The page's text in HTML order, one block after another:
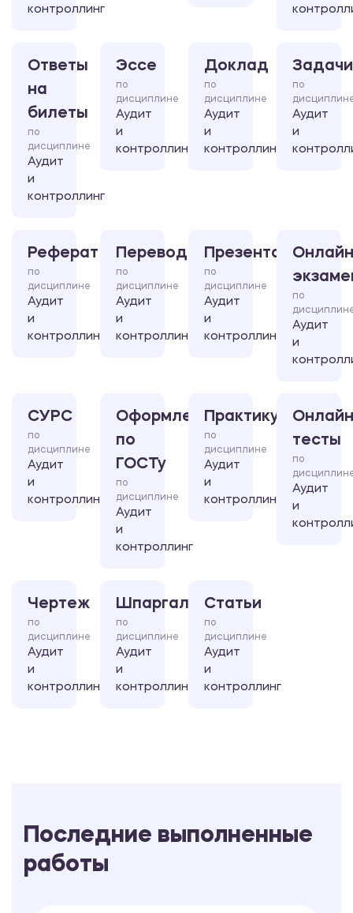
контроллинг
Ответы
на
билеты
по
дисциплине
Аудит
и
контроллинг
Эссе
по
дисциплине
Аудит
и
контроллинг
Доклад
по
дисциплине
Аудит
и
контроллинг
Задачи
по
Аудит
и
Реферат
по
дисциплине
Аудит
и
контроллинг
Перевод
по
дисциплине
Аудит
и
контроллинг
Презентация
по
дисциплине
Аудит
и
контроллинг
по
Аудит
и
СУРС
по
дисциплине
Аудит
и
контроллинг
Оформление
по
ГОСТу
по
дисциплине
Аудит
и
контроллинг
Практикум
по
дисциплине
Аудит
и
контроллинг
тесты
по
Аудит
и
Чертеж
по
дисциплине
Аудит
и
контроллинг
Шпаргалка
по
дисциплине
Аудит
и
контроллинг
Статьи
по
дисциплине
Аудит
и
контроллинг
Последние выполненные
работы